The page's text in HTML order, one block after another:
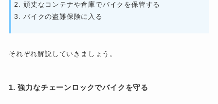
頑丈なコンテナや倉庫でバイクを保管する
バイクの盗難保険に入る
それぞれ解説していきましょう。
1. 強力なチェーンロックでバイクを守る